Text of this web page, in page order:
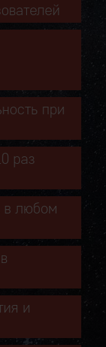
при
раз
в любом
и